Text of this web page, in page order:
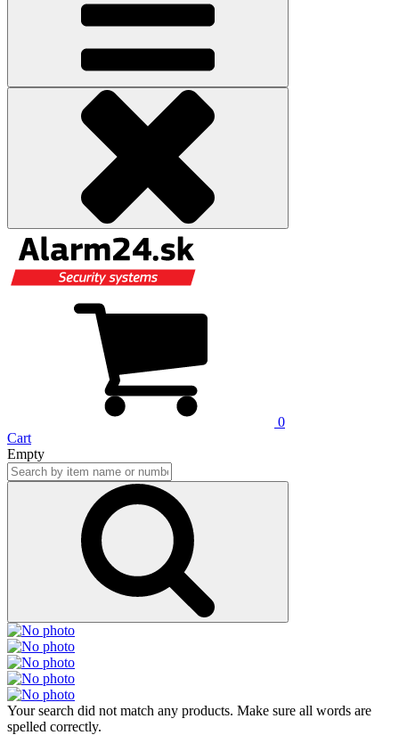
0
Cart
Empty
Your search did not match any products. Make sure all words are
spelled correctly.